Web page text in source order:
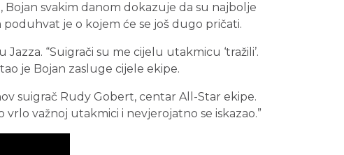
svakim danom dokazuje da su najbolje
je o kojem će se još dugo pričati.
“Suigrači su me cijelu utakmicu ‘tražili’.
je Bojan zasluge cijele ekipe.
suigrač Rudy Gobert, centar All-Star ekipe.
važnoj utakmici i nevjerojatno se iskazao.”